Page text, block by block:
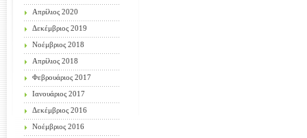
Απρίλιος 2020
Δεκέμβριος 2019
Νοέμβριος 2018
Απρίλιος 2018
Φεβρουάριος 2017
Ιανουάριος 2017
Δεκέμβριος 2016
Νοέμβριος 2016